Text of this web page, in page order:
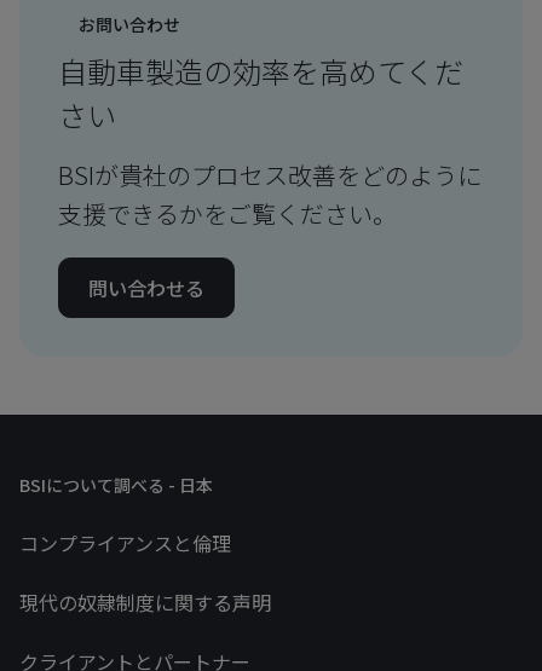
お問い合わせ
自動車製造の効率を高めてくだ
さい
BSIが貴社のプロセス改善をどのように
支援できるかをご覧ください。
問い合わせる
BSIについて調べる - 日本
コンプライアンスと倫理
現代の奴隷制度に関する声明
クライアントとパートナー